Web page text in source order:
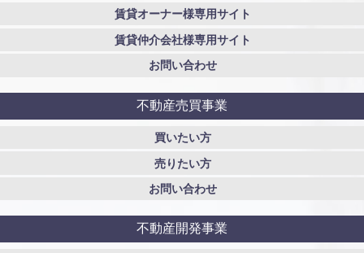
賃貸オーナー様専用サイト
賃貸仲介会社様専用サイト
お問い合わせ
不動産売買事業
買いたい方
売りたい方
お問い合わせ
不動産開発事業